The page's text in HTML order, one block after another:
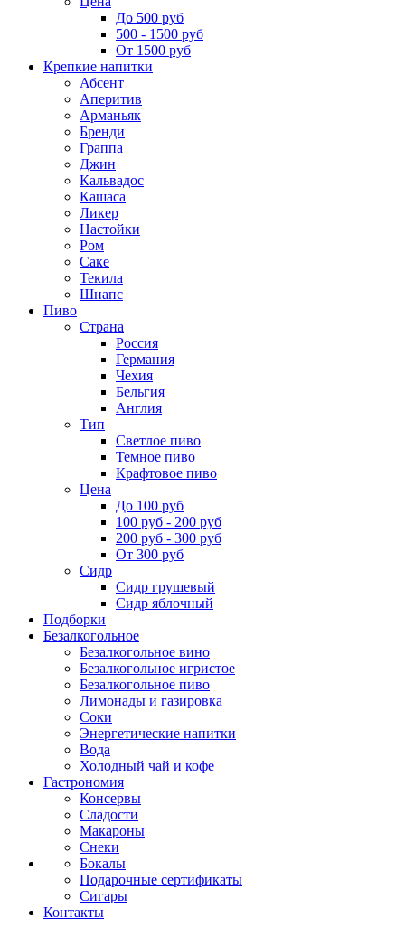
До 500 руб
500 - 1500 руб
От 1500 руб
Крепкие напитки
Абсент
Аперитив
Арманьяк
Бренди
Граппа
Джин
Кальвадос
Кашаса
Ликер
Настойки
Ром
Саке
Текила
Шнапс
Пиво
Страна
Россия
Германия
Чехия
Бельгия
Англия
Тип
Светлое пиво
Темное пиво
Крафтовое пиво
Цена
До 100 руб
100 руб - 200 руб
200 руб - 300 руб
От 300 руб
Сидр
Сидр грушевый
Сидр яблочный
Подборки
Безалкогольное
Безалкогольное вино
Безалкогольное игристое
Безалкогольное пиво
Лимонады и газировка
Соки
Энергетические напитки
Вода
Холодный чай и кофе
Гастрономия
Консервы
Сладости
Макароны
Снеки
Бокалы
Подарочные сертификаты
Сигары
Контакты